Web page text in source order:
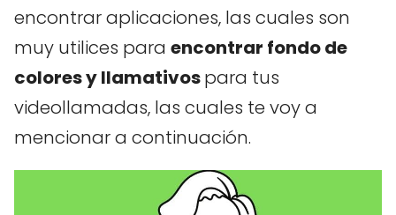
encontrar aplicaciones, las cuales son
muy utilices para encontrar fondo de
colores y llamativospara tus
videollamadas, las cuales te voy a
mencionar a continuación.